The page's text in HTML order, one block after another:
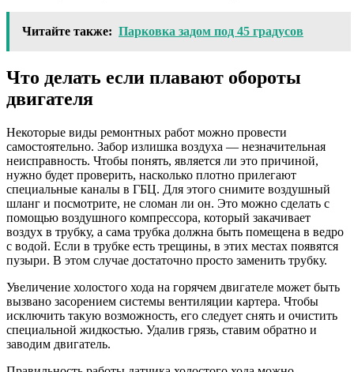
Читайте также: Парковка задом под 45 градусов
Что делать если плавают обороты
двигателя
Некоторые виды ремонтных работ можно провести
самостоятельно. Забор излишка воздуха — незначительная
неисправность. Чтобы понять, является ли это причиной,
нужно будет проверить, насколько плотно прилегают
специальные каналы в ГБЦ. Для этого снимите воздушный
шланг и посмотрите, не сломан ли он. Это можно сделать с
помощью воздушного компрессора, который закачивает
воздух в трубку, а сама трубка должна быть помещена в ведро
с водой. Если в трубке есть трещины, в этих местах появятся
пузыри. В этом случае достаточно просто заменить трубку.
Увеличение холостого хода на горячем двигателе может быть
вызвано засорением системы вентиляции картера. Чтобы
исключить такую ​​возможность, его следует снять и очистить
специальной жидкостью. Удалив грязь, ставим обратно и
заводим двигатель.